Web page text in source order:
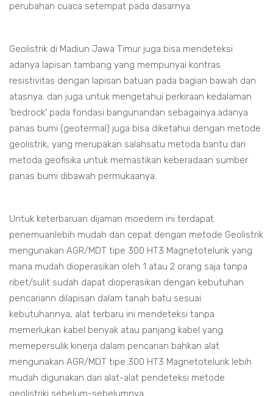
perubahan cuaca setempat pada dasarnya.
Geolistrik di Madiun Jawa Timur juga bisa mendeteksi
adanya lapisan tambang yang mempunyai kontras
resistivitas dengan lapisan batuan pada bagian bawah dan
atasnya. dan juga untuk mengetahui perkiraan kedalaman
'bedrock' pada fondasi bangunandan sebagainya.adanya
panas bumi (geotermal) juga bisa diketahui dengan metode
geolistrik, yang merupakan salahsatu metoda bantu dari
metoda geofisika untuk memastikan keberadaan sumber
panas bumi dibawah permukaanya.
Untuk keterbaruan dijaman moedern ini terdapat
penemuanlebih mudah dan cepat dengan metode Geolistrik
mengunakan AGR/MDT tipe 300 HT3 Magnetotelurik yang
mana mudah dioperasikan oleh 1 atau 2 orang saja tanpa
ribet/sulit sudah dapat dioperasikan dengan kebutuhan
pencariann dilapisan dalam tanah batu sesuai
kebutuhannya, alat terbaru ini mendeteksi tanpa
memerlukan kabel benyak atau panjang kabel yang
memepersulik kinerja dalam pencarian bahkan alat
mengunakan AGR/MDT tipe 300 HT3 Magnetotelurik lebih
mudah digunakan dari alat-alat pendeteksi metode
geolistriki sebelum-sebelumnya.